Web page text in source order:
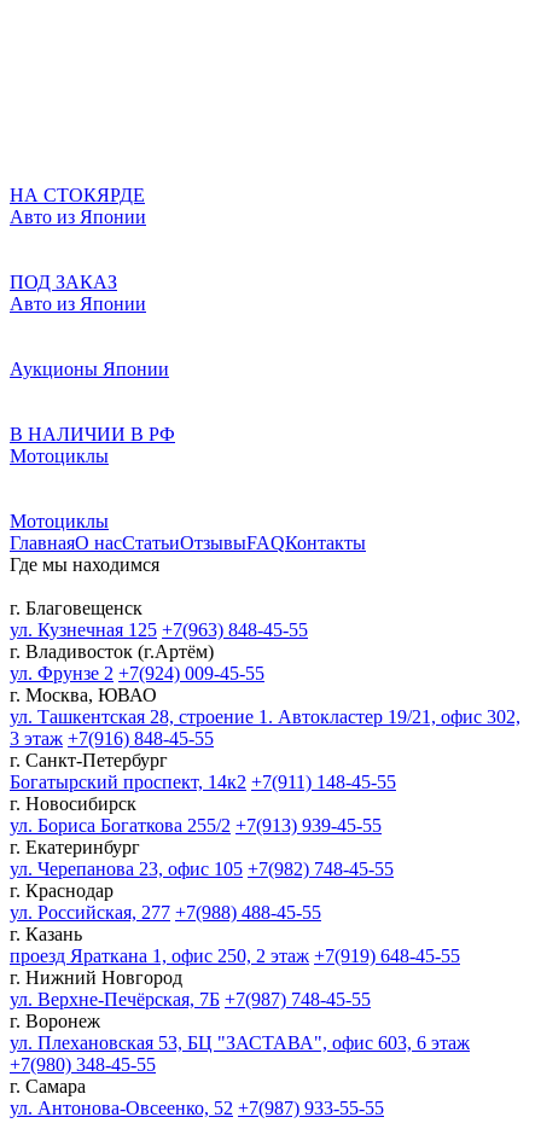
НА СТОКЯРДЕ
Авто из Японии
ПОД ЗАКАЗ
Авто из Японии
Аукционы Японии
В НАЛИЧИИ В РФ
Мотоциклы
Мотоциклы
ГлавнаяО насСтатьиОтзывыFAQКонтакты
Где мы находимся
г. Благовещенск
ул. Кузнечная 125 +7(963) 848-45-55
г. Владивосток (г.Артём)
ул. Фрунзе 2 +7(924) 009-45-55
г. Москва, ЮВАО
ул. Ташкентская 28, строение 1. Автокластер 19/21, офис 302,
3 этаж +7(916) 848-45-55
г. Санкт-Петербург
Богатырский проспект, 14к2 +7(911) 148-45-55
г. Новосибирск
ул. Бориса Богаткова 255/2 +7(913) 939-45-55
г. Екатеринбург
ул. Черепанова 23, офис 105 +7(982) 748-45-55
г. Краснодар
ул. Российская, 277 +7(988) 488-45-55
г. Казань
проезд Яраткана 1, офис 250, 2 этаж +7(919) 648-45-55
г. Нижний Новгород
ул. Верхне-Печёрская, 7Б +7(987) 748-45-55
г. Воронеж
ул. Плехановская 53, БЦ "ЗАСТАВА", офис 603, 6 этаж
+7(980) 348-45-55
г. Самара
ул. Антонова-Овсеенко, 52 +7(987) 933-55-55